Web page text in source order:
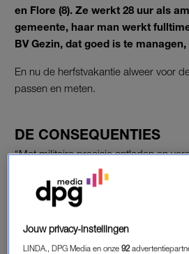
en Flore (8). Ze werkt 28 uur als
gemeente, haar man werkt
BV Gezin, dat goed is te
En nu de herfstvakantie alweer voor
passen en meten.
DE CONSEQUENTIES
“Met militaire precisie ontleden en
ik alle vakanties, verlof-, studie- brug-
Grootste probleem: de officieel zes –
weken durende zomervakantie. Sinds
een stacaravan aan de kust.
Jouw privacy-instellingen
LINDA., DPG Media en onze92